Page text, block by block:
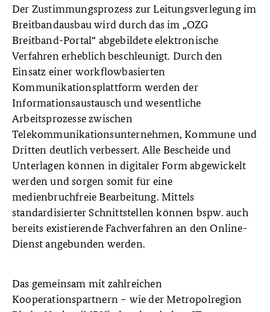
Der Zustimmungsprozess zur Leitungsverlegung im
Breitbandausbau wird durch das im „OZG
Breitband-Portal“ abgebildete elektronische
Verfahren erheblich beschleunigt. Durch den
Einsatz einer workflowbasierten
Kommunikationsplattform werden der
Informationsaustausch und wesentliche
Arbeitsprozesse zwischen
Telekommunikationsunternehmen, Kommune und
Dritten deutlich verbessert. Alle Bescheide und
Unterlagen können in digitaler Form abgewickelt
werden und sorgen somit für eine
medienbruchfreie Bearbeitung. Mittels
standardisierter Schnittstellen können bspw. auch
bereits existierende Fachverfahren an den Online-
Dienst angebunden werden.
Das gemeinsam mit zahlreichen
Kooperationspartnern – wie der Metropolregion